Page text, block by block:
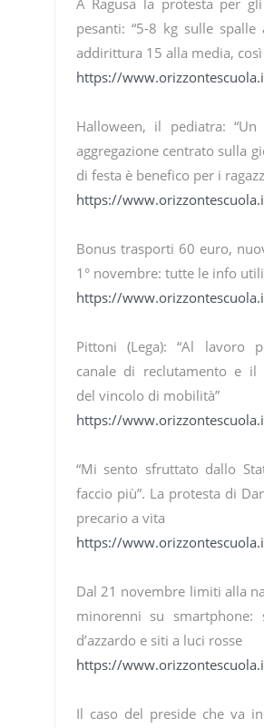
A Ragusa la protesta per
pesanti: “5-8 kg sulle spalle
addirittura 15 alla media, così
https://
Halloween, il pediatra:
aggregazione centrato sulla
di festa è benefico per i
https://
Bonus trasporti 60 euro,
1° novembre: tutte le info utili
https://
Pittoni (Lega): “Al lavoro
canale di reclutamento e il
del vincolo di mobilità”
https://
“Mi sento sfruttato dallo
faccio più”. La protesta di
precario a vita
https://
Dal 21 novembre limiti alla
minorenni su smartphone:
d’azzardo e siti a luci rosse
https://
Il caso del preside che va